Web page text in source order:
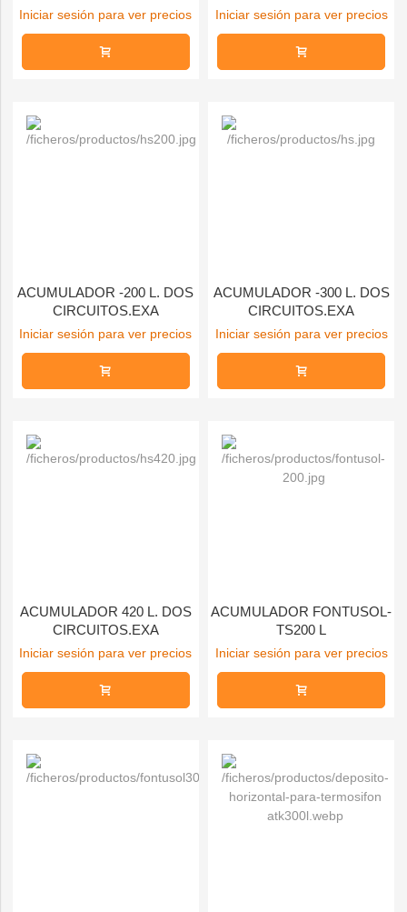
Iniciar sesión para ver precios Iniciar sesión para ver precios
ACUMULADOR -200 L. DOS
CIRCUITOS.EXA
Iniciar sesión para ver precios
ACUMULADOR -300 L. DOS
CIRCUITOS.EXA
Iniciar sesión para ver precios
ACUMULADOR 420 L. DOS
CIRCUITOS.EXA
Iniciar sesión para ver precios
ACUMULADOR FONTUSOL-
TS200 L
Iniciar sesión para ver precios